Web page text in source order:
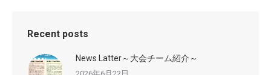
Recent posts
News Latter～大会チーム紹介～